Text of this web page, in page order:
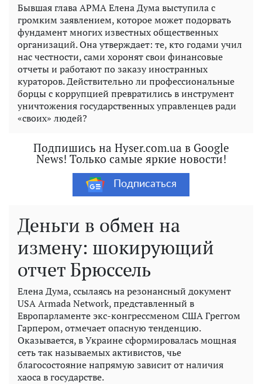
Бывшая глава АРМА Елена Дума выступила с
громким заявлением, которое может подорвать
фундамент многих известных общественных
организаций. Она утверждает: те, кто годами учил
нас честности, сами хоронят свои финансовые
отчеты и работают по заказу иностранных
кураторов. Действительно ли профессиональные
борцы с коррупцией превратились в инструмент
уничтожения государственных управленцев ради
«своих» людей?
Подпишись на Hyser.com.ua в Google
News! Только самые яркие новости!
Подписаться
Деньги в обмен на
измену: шокирующий
отчет Брюссель
Елена Дума, ссылаясь на резонансный документ
USA Armada Network, представленный в
Европарламенте экс-конгрессменом США Греггом
Гарпером, отмечает опасную тенденцию.
Оказывается, в Украине сформировалась мощная
сеть так называемых активистов, чье
благосостояние напрямую зависит от наличия
хаоса в государстве.